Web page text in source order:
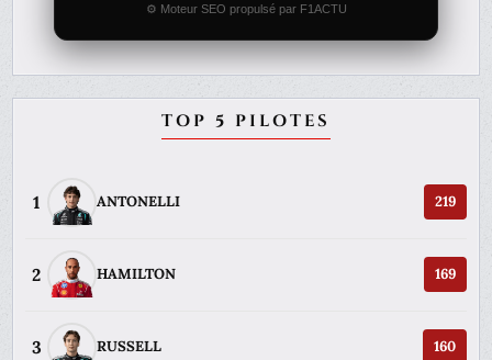
⚙️ Moteur SEO propulsé par F1ACTU
TOP 5 PILOTES
1 ANTONELLI 219
2 HAMILTON 169
3 RUSSELL 160